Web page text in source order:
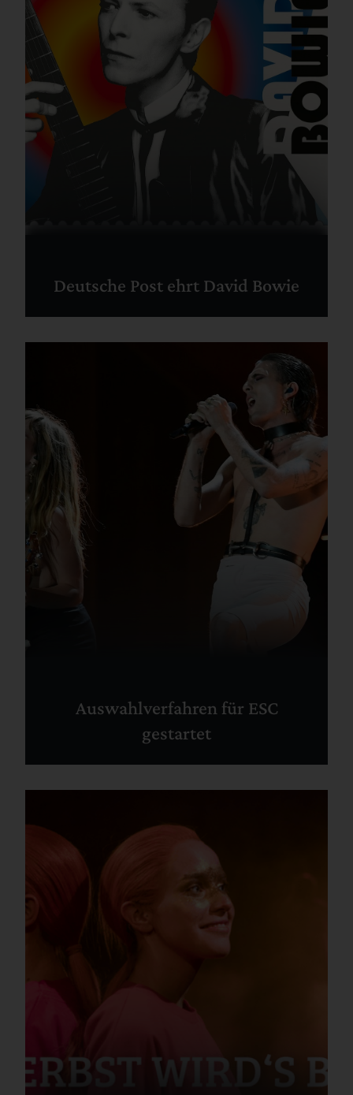
Deutsche Post ehrt David Bowie
Auswahlverfahren für ESC
gestartet